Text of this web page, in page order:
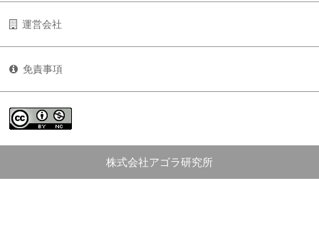
運営会社
免責事項
株式会社アゴラ研究所